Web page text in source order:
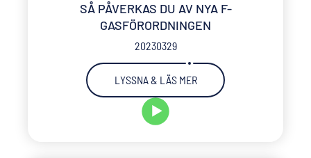
SÅ PÅVERKAS DU AV NYA F-
GASFÖRORDNINGEN
20230329
LYSSNA & LÄS MER